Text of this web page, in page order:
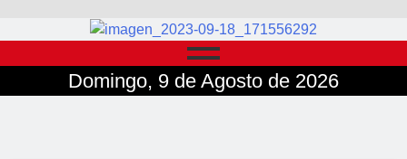
Domingo, 9 de Agosto de 2026